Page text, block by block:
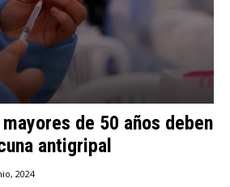
de 50 años deben
antigripal
2024